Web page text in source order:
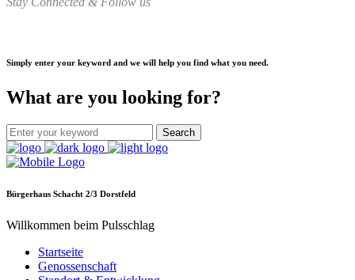
Simply enter your keyword and we will help you find what you need.
What are you looking for?
Bürgerhaus Schacht 2/3 Dorstfeld
Willkommen beim Pulsschlag
Startseite
Genossenschaft